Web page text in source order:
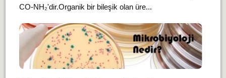
CO-NH₂'dir.Organik bir bileşik olan üre...